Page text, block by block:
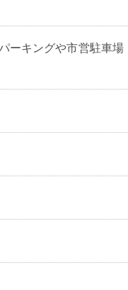
ーキングや市営駐車